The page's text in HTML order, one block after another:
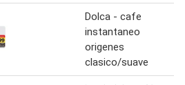
Dolca - cafe
instantaneo
origenes
clasico/suave